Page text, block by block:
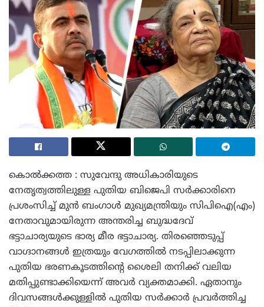
കൊൽക്കത്ത : സുവേന്ദു അധികാരിയുടെ
നേതൃത്വത്തിലുള്ള പുതിയ ബിജെപി സർക്കാരിനെ
പ്രശംസിച്ച് മുൻ ബംഗാൾ മുഖ്യമന്ത്രിയും സിപിഐ(എം)
നേതാവുമായിരുന്ന അന്തരിച്ച ബുദ്ധദേവ്
ഭട്ടാചാര്യയുടെ ഭാര്യ മീര ഭട്ടാചാര്യ. തിരഞ്ഞെടുപ്പ്
വാഗ്ദാനങ്ങൾ ഇത്രയും വേഗത്തിൽ നടപ്പിലാക്കുന്ന
പുതിയ ഭരണകൂടത്തിന്റെ ശൈലി തനിക്ക് വലിയ
മതിപ്പുണ്ടാക്കിയെന്ന് അവർ വ്യക്തമാക്കി. ഏതാനും
ദിവസങ്ങൾക്കുള്ളിൽ പുതിയ സർക്കാർ പ്രവർത്തിച്ച